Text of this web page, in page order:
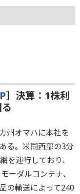
］決算：1株利
州オマハに本社を
る。米国西部の3分
を運行しており、
ーダルコンテナ、
の輸送によって240